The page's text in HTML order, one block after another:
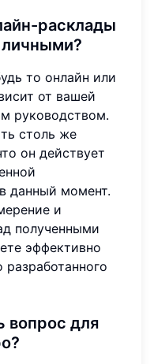
расклады
то онлайн или
от вашей
руководством.
столь же
он действует
данный момент.
и
полученными
эффективно
вопрос для